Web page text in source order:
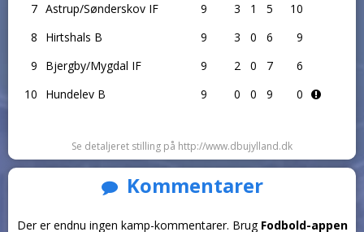
7 Astrup/Sønderskov IF 9 3 1 5
10
8
Hirtshals B 9 3 0 6
9
9
Bjergby/Mygdal IF 9 2 0 7
6
10
Hundelev B 9 0 0 9 0
Se detaljeret stilling på http://www.dbujylland.dk
Kommentarer
Der er endnu ingen kamp-kommentarer. Brug Fodbold-appen